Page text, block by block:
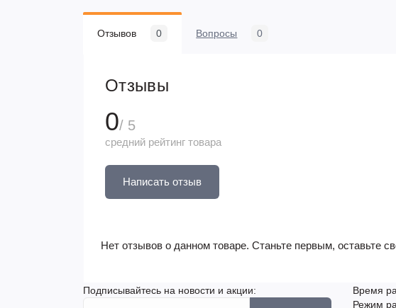
Отзывов 0 Вопросы 0
Отзывы
0/ 5
средний рейтинг товара
Написать отзыв
Нет отзывов о данном товаре. Станьте первым, оставьте
Подписывайтесь на новости и акции:
Время
Режим